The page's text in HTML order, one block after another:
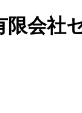
限会社